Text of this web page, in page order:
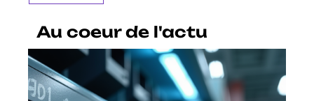
Au coeur de l'actu